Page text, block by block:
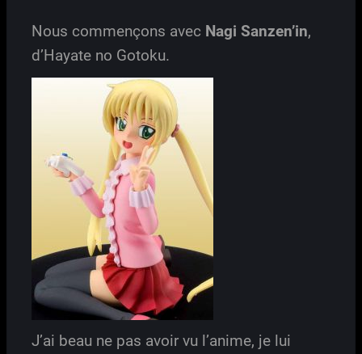
Nous commençons avec Nagi Sanzen’in,
d’Hayate no Gotoku.
J’ai beau ne pas avoir vu l’anime, je lui